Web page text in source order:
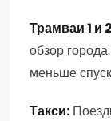
Трамваи 1 и
обзор
меньше
Такси: